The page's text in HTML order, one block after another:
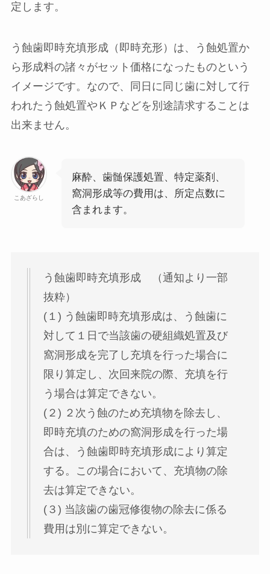
定します。
う蝕歯即時充填形成（即時充形） は、う蝕処置か
ら形成料の諸々がセット価格になったものという
イメージです。なので、同日に同じ歯に対して行
われたう蝕処置やＫＰなどを別途請求することは
出来ません。
こあざらし
麻酔、歯髄保護処置、特定薬剤、
窩洞形成等の費用は、所定点数に
含まれます。
う蝕歯即時充填形成 （通知より一部
抜粋）
(１) う蝕歯即時充填形成は、う蝕歯に
対して１日で当該歯の硬組織処置及び
窩洞形成を完了し充填を行った場合に
限り算定し、次回来院の際、充填を行
う場合は算定できない。
(２) ２次う蝕のため充填物を除去し、
即時充填のための窩洞形成を行った場
合は、う蝕歯即時充填形成により算定
する。この場合において、充填物の除
去は算定できない。
(３) 当該歯の歯冠修復物の除去に係る
費用は別に算定できない。